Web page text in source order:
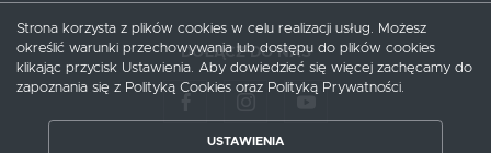
DOŁĄCZ DO NAS
Strona korzysta z plików cookies w celu realizacji usług. Możesz
określić warunki przechowywania lub dostępu do plików cookies
klikając przycisk Ustawienia. Aby dowiedzieć się więcej zachęcamy do
zapoznania się z Polityką Cookies oraz Polityką Prywatności.
USTAWIENIA
ZAPISZ WYBRANE